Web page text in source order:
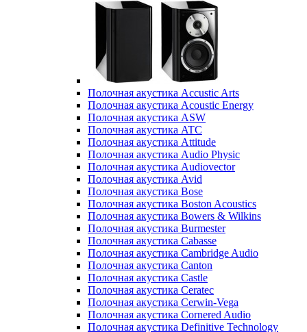
Полочная акустика Accustic Arts
Полочная акустика Acoustic Energy
Полочная акустика ASW
Полочная акустика ATC
Полочная акустика Attitude
Полочная акустика Audio Physic
Полочная акустика Audiovector
Полочная акустика Avid
Полочная акустика Bose
Полочная акустика Boston Acoustics
Полочная акустика Bowers & Wilkins
Полочная акустика Burmester
Полочная акустика Cabasse
Полочная акустика Cambridge Audio
Полочная акустика Canton
Полочная акустика Castle
Полочная акустика Ceratec
Полочная акустика Cerwin-Vega
Полочная акустика Cornered Audio
Полочная акустика Definitive Technology